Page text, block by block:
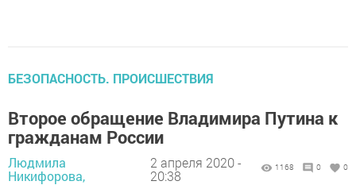
БЕЗОПАСНОСТЬ. ПРОИСШЕСТВИЯ
Второе обращение Владимира Путина к
гражданам России
Людмила
Никифорова,
2 апреля 2020 -
20:38
1168 0 0